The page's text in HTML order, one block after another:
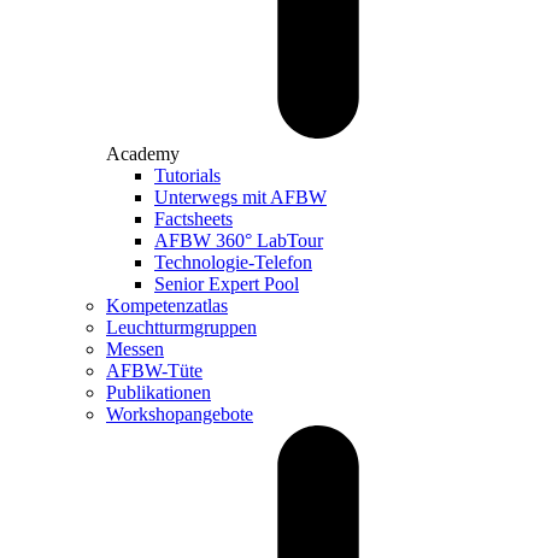
Academy
Tutorials
Unterwegs mit AFBW
Factsheets
AFBW 360° LabTour
Technologie-Telefon
Senior Expert Pool
Kompetenzatlas
Leuchtturm­gruppen
Messen
AFBW-Tüte
Publikationen
Workshopangebote